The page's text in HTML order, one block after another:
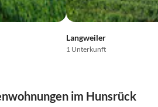
Langweiler
1 Unterkunft
im Hunsrück